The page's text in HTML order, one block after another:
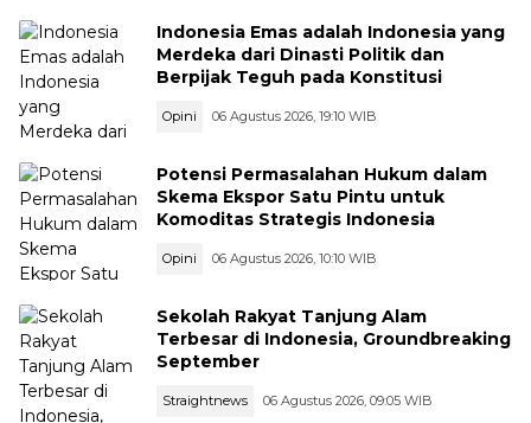
Indonesia Emas adalah Indonesia yang
Merdeka dari Dinasti Politik dan
Berpijak Teguh pada Konstitusi
Opini 06 Agustus 2026, 19:10 WIB
Potensi Permasalahan Hukum dalam
Skema Ekspor Satu Pintu untuk
Komoditas Strategis Indonesia
Opini 06 Agustus 2026, 10:10 WIB
Sekolah Rakyat Tanjung Alam
Terbesar di Indonesia, Groundbreaking
September
Straightnews 06 Agustus 2026, 09:05 WIB